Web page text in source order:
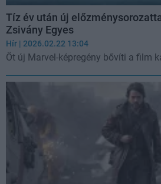
Tíz év után új
Zsivány Egyes
Hír | 2026.02.22 13:04
Öt új Marvel-képregény bővíti a film